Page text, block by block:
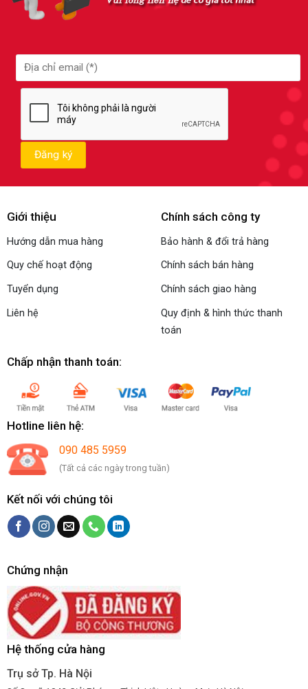
Giới thiệu
Hướng dẫn mua hàng
Quy chế hoạt động
Tuyển dụng
Liên hệ
Chính sách công ty
Bảo hành & đổi trả hàng
Chính sách bán hàng
Chính sách giao hàng
Quy định & hình thức thanh
toán
Chấp nhận thanh toán:
Hotline liên hệ:
090 485 5959
(Tất cả các ngày trong tuần)
Kết nối với chúng tôi
Chứng nhận
Hệ thống cửa hàng
Trụ sở Tp. Hà Nội